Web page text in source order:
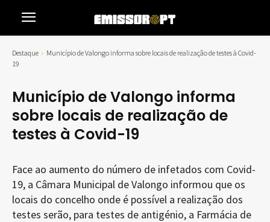
Destaque
Município de Valongo informa sobre locais de realização de testes à Covid-
19
Município de Valongo informa
sobre locais de realização de
testes à Covid-19
Face ao aumento do número de infetados com Covid-
19, a Câmara Municipal de Valongo informou que os
locais do concelho onde é possível a realização dos
testes serão, para testes de antigénio, a Farmácia de